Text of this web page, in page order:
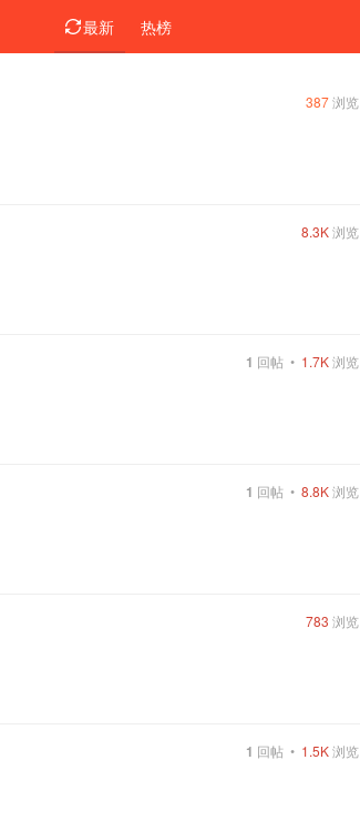
最新 热榜
387浏览
8.3K浏览
1 回帖 • 1.7K浏览
1 回帖 •8.8K浏览
783 浏览
1 回帖 • 1.5K浏览